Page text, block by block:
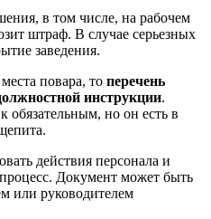
в том числе, на рабочем
штраф. В случае серьезных
заведения.
повара, то перечень
инструкции.
обязательным, но он есть в
действия персонала и
Документ может быть
или руководителем